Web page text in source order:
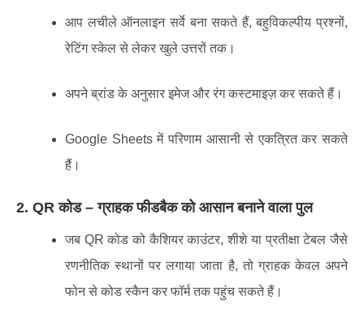
आप लचीले ऑनलाइन सर्वे बना सकते हैं, बहुविकल्पीय प्रश्नों,
रेटिंग स्केल से लेकर खुले उत्तरों तक।
अपने ब्रांड के अनुसार इमेज और रंग कस्टमाइज़ कर सकते हैं।
Google Sheets में परिणाम आसानी से एकत्रित कर सकते
हैं।
2. QR कोड – ग्राहक फीडबैक को आसान बनाने वाला पुल
जब QR कोड को कैशियर काउंटर, शीशे या प्रतीक्षा टेबल जैसे
रणनीतिक स्थानों पर लगाया जाता है, तो ग्राहक केवल अपने
फोन से कोड स्कैन कर फॉर्म तक पहुंच सकते हैं।